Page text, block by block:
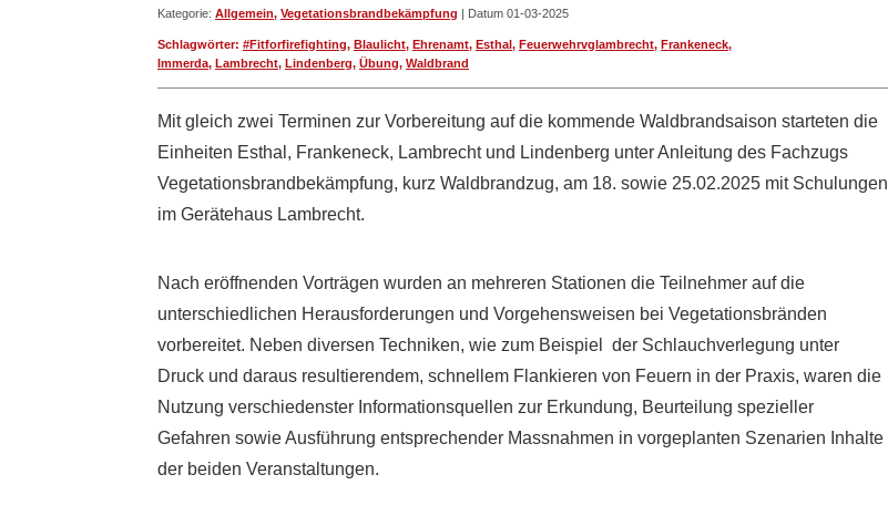
Kategorie: Allgemein, Vegetationsbrandbekämpfung | Datum 01-03-2025
Schlagwörter: #Fitforfirefighting, Blaulicht, Ehrenamt, Esthal, Feuerwehrvglambrecht, Frankeneck,
Immerda, Lambrecht, Lindenberg, Übung, Waldbrand
Mit gleich zwei Terminen zur Vorbereitung auf die kommende Waldbrandsaison starteten die
Einheiten Esthal, Frankeneck, Lambrecht und Lindenberg unter Anleitung des Fachzugs
Vegetationsbrandbekämpfung, kurz Waldbrandzug, am 18. sowie 25.02.2025 mit Schulungen
im Gerätehaus Lambrecht.
Nach eröffnenden Vorträgen wurden an mehreren Stationen die Teilnehmer auf die
unterschiedlichen Herausforderungen und Vorgehensweisen bei Vegetationsbränden
vorbereitet. Neben diversen Techniken, wie zum Beispiel der Schlauchverlegung unter
Druck und daraus resultierendem, schnellem Flankieren von Feuern in der Praxis, waren die
Nutzung verschiedenster Informationsquellen zur Erkundung, Beurteilung spezieller
Gefahren sowie Ausführung entsprechender Massnahmen in vorgeplanten Szenarien Inhalte
der beiden Veranstaltungen.